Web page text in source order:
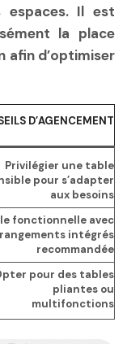
Il est
la place
afin d’optimiser
D’AGENCEMENT
Privilégier une table
pour s’adapter
aux besoins
fonctionnelle avec
rangements intégrés
recommandée
pour des tables
pliantes ou
multifonctions